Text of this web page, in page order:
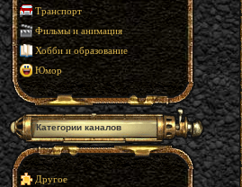
Транспорт
Фильмы и анимация
Хобби и образование
Юмор
Категории каналов
Другое